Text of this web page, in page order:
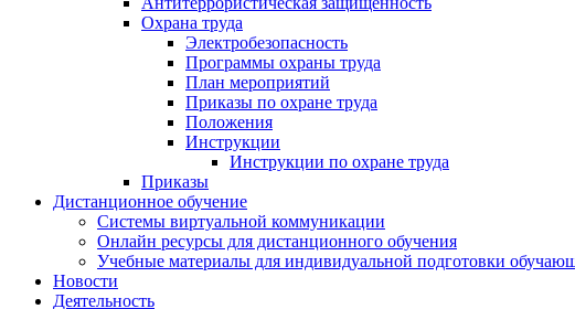
Охрана труда
Электробезопасность
Программы охраны труда
План мероприятий
Приказы по охране труда
Положения
Инструкции
Инструкции по охране труда
Приказы
Дистанционное обучение
Системы виртуальной коммуникации
Онлайн ресурсы для дистанционного обучения
Учебные материалы для индивидуальной подготовки
Новости
Деятельность